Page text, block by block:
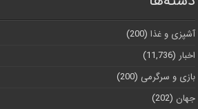
آشپزی و غذا (200)
اخبار (11,736)
بازی و سرگرمی (200)
جهان (202)